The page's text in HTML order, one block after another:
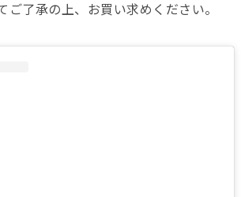
ご了承の上、お買い求めください。